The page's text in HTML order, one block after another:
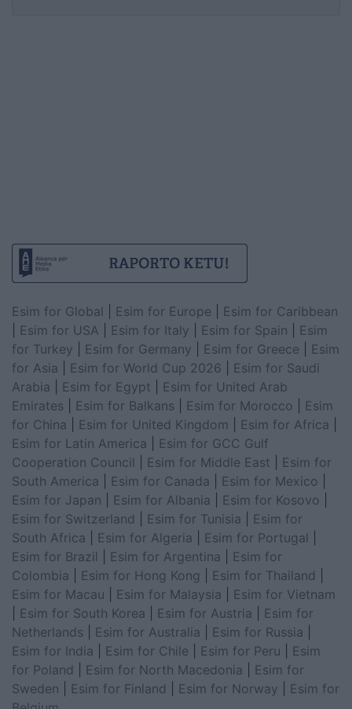
Esim for Global Esim for Europe
Esim for Caribbean
Esim for USA Esim for Italy Esim for Spain
Esim
for Turkey
Esim for Germany Esim for Greece
Esim
for Asia
Esim for World Cup 2026
Esim for Saudi
Arabia
Esim for Egypt
Esim for United Arab
Emirates
Esim for Balkans Esim for Morocco
Esim
for China
Esim for United Kingdom Esim for Africa
Esim for Latin America
Esim for GCC Gulf
Cooperation Council
Esim for Middle East
Esim for
South America
Esim for Canada Esim for Mexico
Esim for Japan
Esim for Albania Esim for Kosovo
Esim for Switzerland
Esim for Tunisia
Esim for
South Africa
Esim for Algeria Esim for Portugal
Esim for Brazil
Esim for Argentina
Esim for
Colombia
Esim for Hong Kong Esim for Thailand
Esim for Macau
Esim for Malaysia
Esim for Vietnam
Esim for South Korea Esim for Austria
Esim for
Netherlands
Esim for Australia Esim for Russia
Esim for India
Esim for Chile Esim for Peru
Esim
for Poland
Esim for North Macedonia
Esim for
Sweden
Esim for Finland Esim for Norway
Esim for